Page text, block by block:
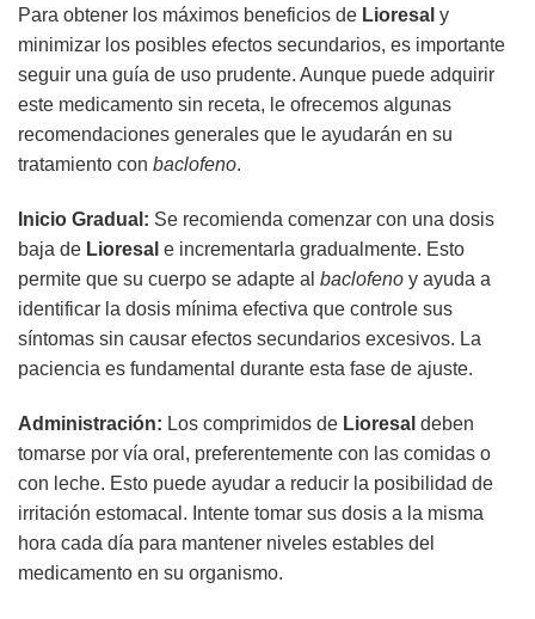
Para obtener los máximos beneficios de Lioresal y
minimizar los posibles efectos secundarios, es importante
seguir una guía de uso prudente. Aunque puede adquirir
este medicamento sin receta, le ofrecemos algunas
recomendaciones generales que le ayudarán en su
tratamiento con baclofeno.
Inicio Gradual: Se recomienda comenzar con una dosis
baja de Lioresal e incrementarla gradualmente. Esto
permite que su cuerpo se adapte al baclofeno y ayuda a
identificar la dosis mínima efectiva que controle sus
síntomas sin causar efectos secundarios excesivos. La
paciencia es fundamental durante esta fase de ajuste.
Administración: Los comprimidos de Lioresal deben
tomarse por vía oral, preferentemente con las comidas o
con leche. Esto puede ayudar a reducir la posibilidad de
irritación estomacal. Intente tomar sus dosis a la misma
hora cada día para mantener niveles estables del
medicamento en su organismo.